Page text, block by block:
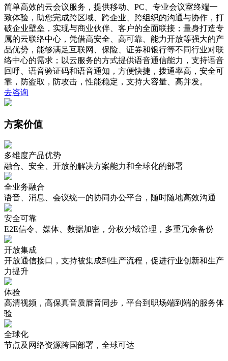
简单高效的云会议服务，提供移动、PC、专业会议室终端一
致体验，助您完成跨区域、跨企业、跨组织的沟通与协作，打
破企业壁垒，实现与商业伙伴、客户的全面联接；量身打造专
属的云联络中心，凭借高安全、高可靠、能力开放等强大的产
品优势，能够满足互联网、保险、证券和银行等不同行业对联
络中心的需求；以云服务的方式提供语音通信能力，支持语音
回呼、语音验证码和语音通知，方便快捷，拨通率高，安全可
靠，防盗取，防攻击，性能稳定，支持大容量、高并发。
去咨询
方案价值
多维度产品优势
融合、安全、开放的解决方案能力和全球化的部署
全业务融合
语音、消息、会议统一的协同办公平台，随时随地高效沟通
安全可靠
E2E信令、媒体、数据加密，分权分域管理，多重冗余备份
开放集成
开放通信接口，支持被集成到生产流程，促进行业创新和生产
力提升
体验
高清视频，高保真音质唇音同步，平台到职场端到端的服务体
验
全球化
节点及网络资源跨国部署，全球可达